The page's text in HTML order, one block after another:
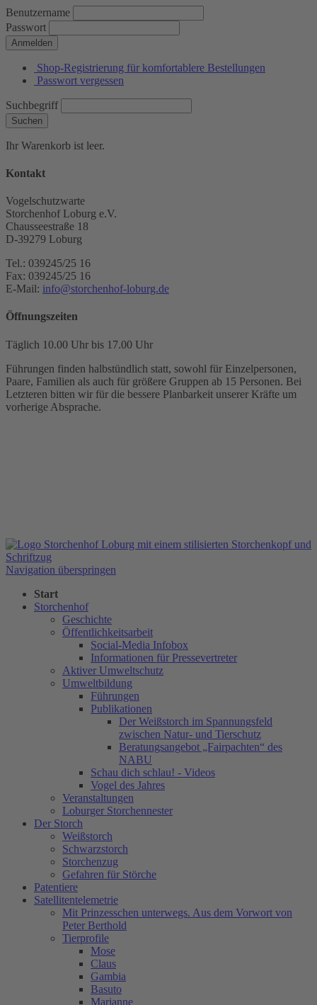
Benutzername
Passwort
Anmelden
Shop-Registrierung für komfortablere Bestellungen
Passwort vergessen
Suchbegriff
Suchen
Ihr Warenkorb ist leer.
Kontakt
Vogelschutzwarte
Storchenhof Loburg e.V.
Chausseestraße 18
D-39279 Loburg
Tel.: 039245/25 16
Fax: 039245/25 16
E-Mail: info@storchenhof-loburg.de
Öffnungszeiten
Täglich 10.00 Uhr bis 17.00 Uhr
Führungen finden halbstündlich statt, sowohl für Einzelpersonen,
Paare, Familien als auch für größere Gruppen ab 15 Personen. Bei
Letzteren bitten wir für die bessere Planbarkeit unserer Kräfte um
vorherige Absprache.
Navigation überspringen
Start
Storchenhof
Geschichte
Öffentlichkeitsarbeit
Social-Media Infobox
Informationen für Pressevertreter
Aktiver Umweltschutz
Umweltbildung
Führungen
Publikationen
Der Weißstorch im Spannungsfeld
zwischen Natur- und Tierschutz
Beratungsangebot „Fairpachten“ des
NABU
Schau dich schlau! - Videos
Vogel des Jahres
Veranstaltungen
Loburger Storchennester
Der Storch
Weißstorch
Schwarzstorch
Storchenzug
Gefahren für Störche
Patentiere
Satellitentelemetrie
Mit Prinzesschen unterwegs. Aus dem Vorwort von
Peter Berthold
Tierprofile
Mose
Claus
Gambia
Basuto
Marianne